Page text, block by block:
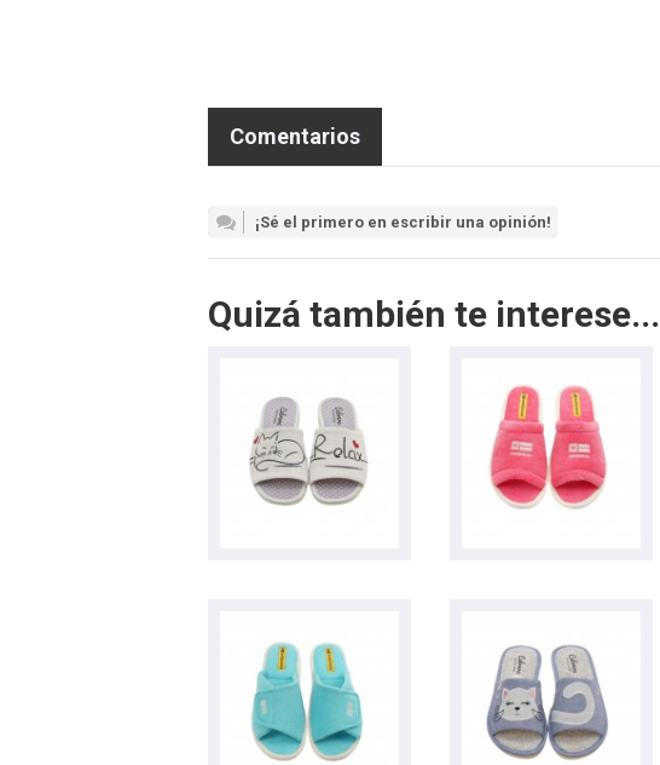
Comentarios
¡Sé el primero en escribir una opinión!
Quizá también te interese...